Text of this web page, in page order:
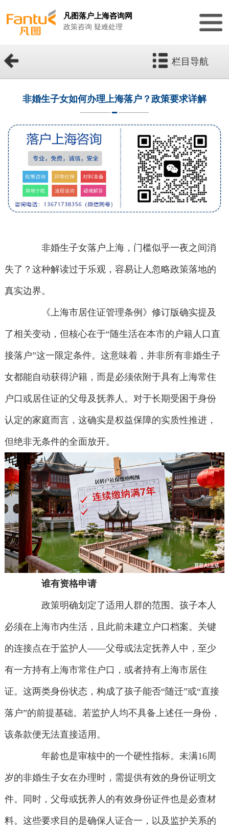
凡图落户上海咨询网
政策咨询 疑难处理
栏目导航
非婚生子女如何办理上海落户？政策要求详解
非婚生子女落户上海，门槛似乎一夜之间消
失了？这种解读过于乐观，容易让人忽略政策落地的
真实边界。
《上海市居住证管理条例》修订版确实提及
了相关变动，但核心在于“随生活在本市的户籍人口直
接落户”这一限定条件。这意味着，并非所有非婚生子
女都能自动获得沪籍，而是必须依附于具有上海常住
户口或居住证的父母及抚养人。对于长期受困于身份
认定的家庭而言，这确实是权益保障的实质性推进，
但绝非无条件的全面放开。
谁有资格申请
政策明确划定了适用人群的范围。孩子本人
必须在上海市内生活，且此前未建立户口档案。关键
的连接点在于监护人——父母或法定抚养人中，至少
有一方持有上海市常住户口，或者持有上海市居住
证。这两类身份状态，构成了孩子能否“随迁”或“直接
落户”的前提基础。若监护人均不具备上述任一身份，
该条款便无法直接适用。
年龄也是审核中的一个硬性指标。未满16周
岁的非婚生子女在办理时，需提供有效的身份证明文
件。同时，父母或抚养人的有效身份证件也是必查材
料。这些要求目的是确保人证合一，以及监护关系的